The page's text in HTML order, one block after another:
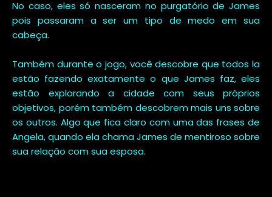
No caso, eles só nasceram no purgatório de James
pois passaram a ser um tipo de medo em sua
cabeça.
Também durante o jogo, você descobre que todos la
estão fazendo exatamente o que James faz, eles
estão explorando a cidade com seus próprios
objetivos, porém também descobrem mais uns sobre
os outros. Algo que fica claro com uma das frases de
Angela, quando ela chama James de mentiroso sobre
sua relação com sua esposa.